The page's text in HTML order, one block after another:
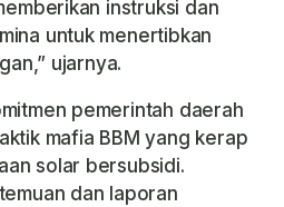
instruksi dan
untuk menertibkan
ujarnya.
pemerintah daerah
mafia BBM yang kerap
solar bersubsidi.
dan laporan